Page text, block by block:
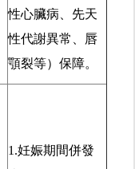
性心臟病、先天
性代謝異常、唇
顎裂等）保障。
1.妊娠期間併發